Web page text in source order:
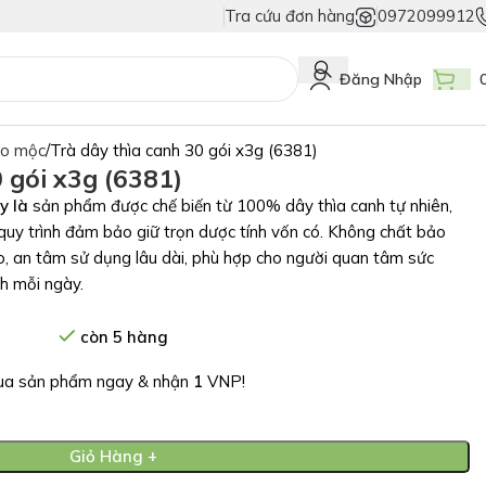
Duy Nhất Chỉ Có Tem Vân Niêm Phong - Bảo Vệ Tuyệt Đối Hàng Thật!
Tra cứu đơn hàng 0972099912
Đăng Nhập
mộc Trà dây thìa canh 30 gói x3g (6381)
x3g (6381)
là sản phẩm được chế biến từ 100% dây thìa canh tự nhiên,
trình đảm bảo giữ trọn dược tính vốn có. Không chất bảo
an tâm sử dụng lâu dài, phù hợp cho người quan tâm sức
mỗi ngày.
còn 5 hàng
sản phẩm ngay & nhận 1 VNP!
Giỏ Hàng +